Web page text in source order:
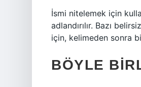
İsmi nitelemek için
adlandırılır. Bazı
için, kelimeden sonra
BÖYLE